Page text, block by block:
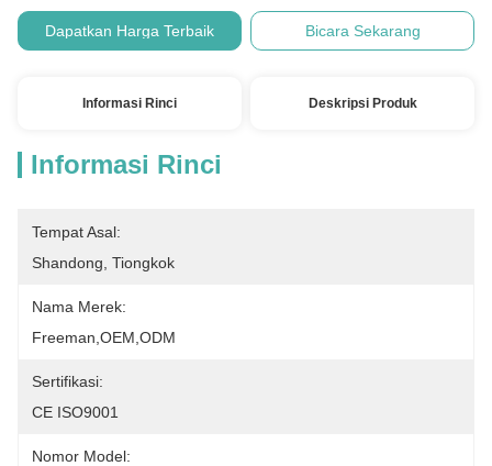
Dapatkan Harga Terbaik Bicara Sekarang
Informasi Rinci Deskripsi Produk
Informasi Rinci
Tempat Asal:
Shandong, Tiongkok
Nama Merek:
Freeman,OEM,ODM
Sertifikasi:
CE ISO9001
Nomor Model: